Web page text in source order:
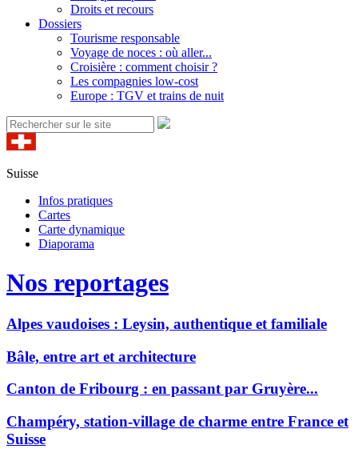
Droits et recours
Dossiers
Tourisme responsable
Voyage de noces : où aller...
Croisière : comment choisir ?
Les compagnies low-cost
Europe : TGV et trains de nuit
Suisse
Infos pratiques
Cartes
Carte dynamique
Diaporama
Nos reportages
Alpes vaudoises : Leysin, authentique et familiale
Bâle, entre art et architecture
Canton de Fribourg : en passant par Gruyère...
Champéry, station-village de charme entre France et
Suisse